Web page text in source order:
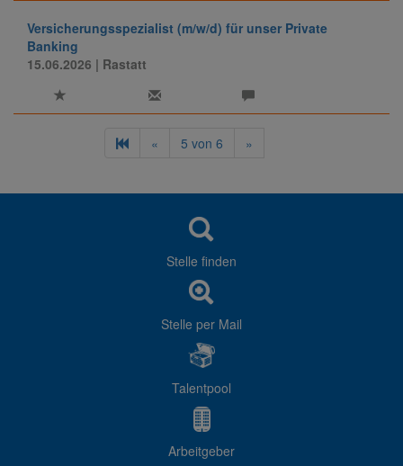
Versicherungsspezialist (m/w/d) für unser Private
Banking
15.06.2026 | Rastatt
« 5 von 6 »
Stelle finden
Stelle per Mail
Talentpool
Arbeitgeber